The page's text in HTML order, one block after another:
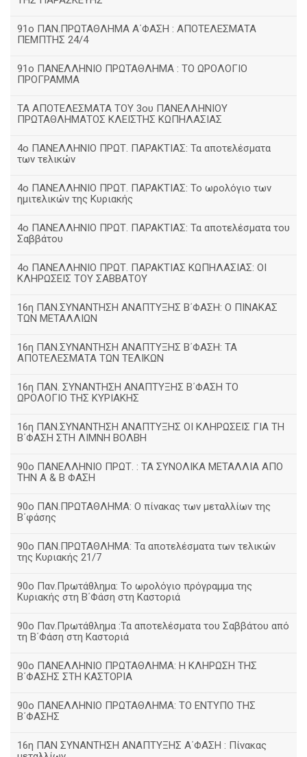
91ο ΠΑΝ.ΠΡΩΤΑΘΛΗΜΑ Α΄ΦΑΣΗ : ΑΠΟΤΕΛΕΣΜΑΤΑ
ΠΕΜΠΤΗΣ 24/4
91ο ΠΑΝΕΛΛΗΝΙΟ ΠΡΩΤΑΘΛΗΜΑ : ΤΟ ΩΡΟΛΟΓΙΟ
ΠΡΟΓΡΑΜΜΑ
ΤΑ ΑΠΟΤΕΛΕΣΜΑΤΑ ΤΟΥ 3ου ΠΑΝΕΛΛΗΝΙΟΥ
ΠΡΩΤΑΘΛΗΜΑΤΟΣ ΚΛΕΙΣΤΗΣ ΚΩΠΗΛΑΣΙΑΣ
4ο ΠΑΝΕΛΛΗΝΙΟ ΠΡΩΤ. ΠΑΡΑΚΤΙΑΣ: Τα αποτελέσματα
των τελικών
4ο ΠΑΝΕΛΛΗΝΙΟ ΠΡΩΤ. ΠΑΡΑΚΤΙΑΣ: Το ωρολόγιο των
ημιτελικών της Κυριακής
4ο ΠΑΝΕΛΛΗΝΙΟ ΠΡΩΤ. ΠΑΡΑΚΤΙΑΣ: Τα αποτελέσματα του
Σαββάτου
4ο ΠΑΝΕΛΛΗΝΙΟ ΠΡΩΤ. ΠΑΡΑΚΤΙΑΣ ΚΩΠΗΛΑΣΙΑΣ: ΟΙ
ΚΛΗΡΩΣΕΙΣ ΤΟΥ ΣΑΒΒΑΤΟΥ
16η ΠΑΝ.ΣΥΝΑΝΤΗΣΗ ΑΝΑΠΤΥΞΗΣ Β΄ΦΑΣΗ: Ο ΠΙΝΑΚΑΣ
ΤΩΝ ΜΕΤΑΛΛΙΩΝ
16η ΠΑΝ.ΣΥΝΑΝΤΗΣΗ ΑΝΑΠΤΥΞΗΣ Β΄ΦΑΣΗ: ΤΑ
ΑΠΟΤΕΛΕΣΜΑΤΑ ΤΩΝ ΤΕΛΙΚΩΝ
16η ΠΑΝ. ΣΥΝΑΝΤΗΣΗ ΑΝΑΠΤΥΞΗΣ Β΄ΦΑΣΗ ΤΟ
ΩΡΟΛΟΓΙΟ ΤΗΣ ΚΥΡΙΑΚΗΣ
16η ΠΑΝ.ΣΥΝΑΝΤΗΣΗ ΑΝΑΠΤΥΞΗΣ ΟΙ ΚΛΗΡΩΣΕΙΣ ΓΙΑ ΤΗ
Β΄ΦΑΣΗ ΣΤΗ ΛΙΜΝΗ ΒΟΛΒΗ
90ο ΠΑΝΕΛΛΗΝΙΟ ΠΡΩΤ. : ΤΑ ΣΥΝΟΛΙΚΑ ΜΕΤΑΛΛΙΑ ΑΠΟ
ΤΗΝ Α & Β ΦΑΣΗ
90ο ΠΑΝ.ΠΡΩΤΑΘΛΗΜΑ: Ο πίνακας των μεταλλίων της
Β΄φάσης
90ο ΠΑΝ.ΠΡΩΤΑΘΛΗΜΑ: Τα αποτελέσματα των τελικών
της Κυριακής 21/7
90ο Παν.Πρωτάθλημα: Το ωρολόγιο πρόγραμμα της
Κυριακής στη Β΄Φάση στη Καστοριά
90ο Παν.Πρωτάθλημα :Τα αποτελέσματα του Σαββάτου από
τη Β΄Φάση στη Καστοριά
90ο ΠΑΝΕΛΛΗΝΙΟ ΠΡΩΤΑΘΛΗΜΑ: Η ΚΛΗΡΩΣΗ ΤΗΣ
Β΄ΦΑΣΗΣ ΣΤΗ ΚΑΣΤΟΡΙΑ
90ο ΠΑΝΕΛΛΗΝΙΟ ΠΡΩΤΑΘΛΗΜΑ: ΤΟ ΕΝΤΥΠΟ ΤΗΣ
Β΄ΦΑΣΗΣ
16η ΠΑΝ ΣΥΝΑΝΤΗΣΗ ΑΝΑΠΤΥΞΗΣ Α΄ΦΑΣΗ : Πίνακας